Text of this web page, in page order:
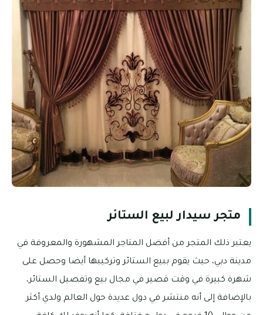
متجر سيدار لبيع الستائر
يعتبر ذلك المتجر من أفضل المتاجر المشهورة والمعروفة في
مدينة دبي، حيث يقوم ببيع الستائر وتركيبها أيضا وحصل على
شهرة كبيرة في وقت قصير في مجال بيع وتفصيل الستائر،
بالإضافة إلى أنه منتشر في دول عديدة حول العالم ولدي أكثر